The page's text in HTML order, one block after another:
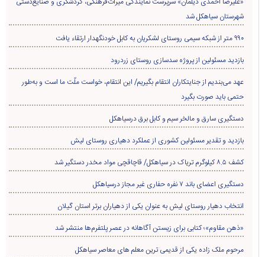
شهرستان سیاهکل شد
۹۹۰ متر از شبکه سیمی روستای لشکریان به کابل خودنگهدار ارتقاء یافت
بازدید مسئولین از پروژه سدسازی روستای زردرود
عهد می‌بندیم از جنایتکاران انتقام بگیریم/ این انتقام، خواست ملّت ما است و به‌طور
حتمی باید صورت بگیرد
دستگیری سارق و مالخر سیم و کابل برق درسیاهکل
بازدید و تقدیر مسئولین کشوری از عملکرد دهیاری روستای لیش
کشف ۸.۵ کیلوگرم تریاک در سیاهکل/ قاچاقچی مواد مخدر دستگیر شد
دستگیری اعضای باند ۷ نفره حفاری غير مجاز درسیاهکل
انتخاب دهیار روستای لیش به عنوان یکی از دهیاران برتر استان گیلان
«ذهن مقاوم»؛ کتابی برای زیستن آگاهانه در عصر پلتفرم‌ها منتشر شد
مرحوم ملک زاده یکی از قدیمی ترین معلم های معاصر سیاهکل